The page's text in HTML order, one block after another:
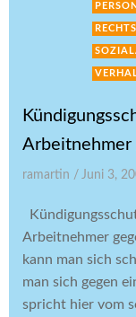
Arbeitnehmer
ramartin / Juni 3,
Arbeitnehmer
kann man sich
man sich gegen
spricht hier vom